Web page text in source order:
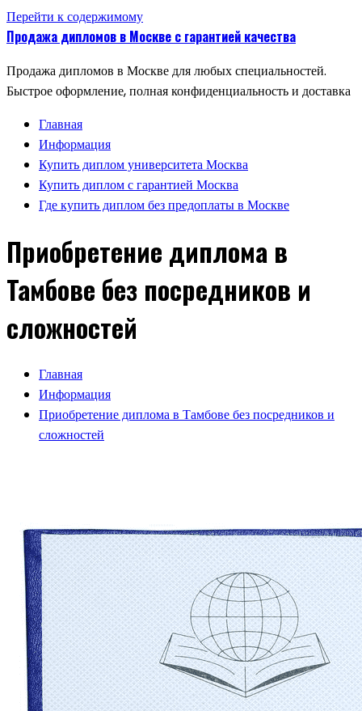
Перейти к содержимому
Продажа дипломов в Москве с гарантией качества
Продажа дипломов в Москве для любых специальностей.
Быстрое оформление, полная конфиденциальность и доставка
Главная
Информация
Купить диплом университета Москва
Купить диплом с гарантией Москва
Где купить диплом без предоплаты в Москве
Приобретение диплома в
Тамбове без посредников и
сложностей
Главная
Информация
Приобретение диплома в Тамбове без посредников и
сложностей